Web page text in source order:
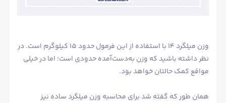
وزن میلگرد 14 با استفاده از این فرمول حدود 15 کیلوگرم است. در
نظر داشته باشید که وزن به‌دست‌آمده حدودی است؛ اما در خیلی
مواقع کمک حالتان خواهد بود.
همان طور که گفته شد برای محاسبه وزن میلگرد ساده نیز